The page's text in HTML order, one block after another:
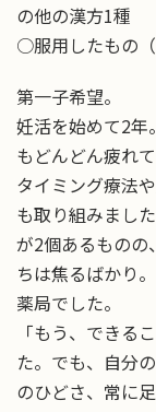
の他の漢方1種
○服用したもの
第一子希望。
妊活を始めて2年
もどんどん疲れ
タイミング療法
も取り組みまし
が2個あるものの
ちは焦るばかり
薬局でした。
「もう、できる
た。でも、自分
のひどさ、常に